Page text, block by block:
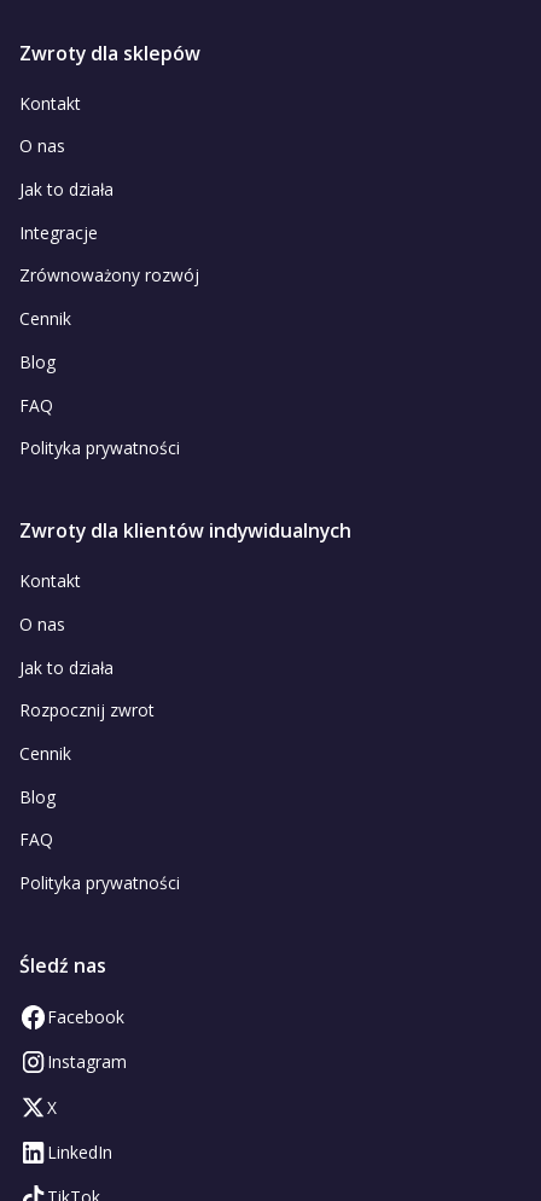
Zwroty dla sklepów
Kontakt
O nas
Jak to działa
Integracje
Zrównoważony rozwój
Cennik
Blog
FAQ
Polityka prywatności
Zwroty dla klientów indywidualnych
Kontakt
O nas
Jak to działa
Rozpocznij zwrot
Cennik
Blog
FAQ
Polityka prywatności
Śledź nas
Facebook
Instagram
X
LinkedIn